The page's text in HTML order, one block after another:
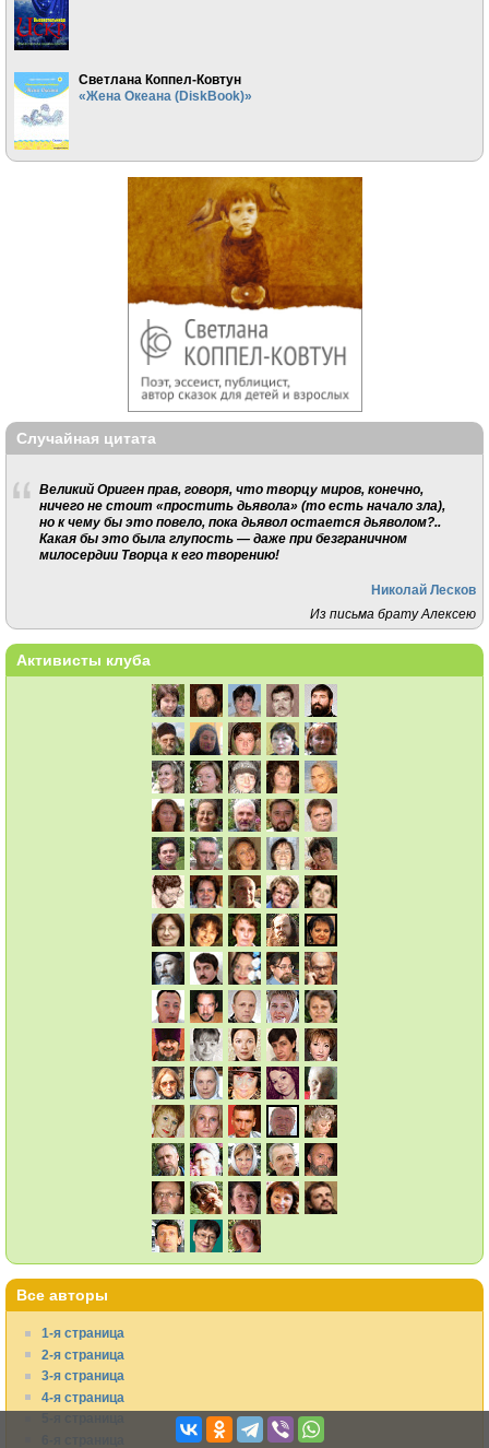
Светлана Коппел-Ковтун
«Жена Океана (DiskBook)»
Случайная цитата
Великий Ориген прав, говоря, что творцу миров, конечно,
ничего не стоит «простить дьявола» (то есть начало зла),
но к чему бы это повело, пока дьявол остается дьяволом?..
Какая бы это была глупость — даже при безграничном
милосердии Творца к его творению!
Николай Лесков
Из письма брату Алексею
Активисты клуба
Все авторы
1-я страница
2-я страница
3-я страница
4-я страница